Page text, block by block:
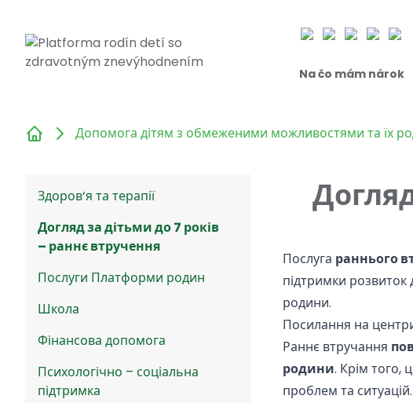
Na čo mám nárok
Допомога дітям з обмеженими можливостями та їх
Послуга раннього
підтримки розвиток
родини.
Посилання на
Раннє втручання
родини. Крім того,
проблем та
Здоров‘я та терапії
Догляд за дітьми до 7 років
– раннє втручення
Послуги Платформи родин
Школа
Фінансова допомога
Психологічно – соціальна
підтримка